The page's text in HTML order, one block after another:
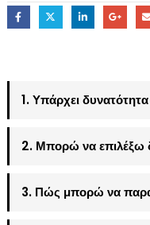
1. Υπάρχει
2. Μπορώ να επιλέξω
3. Πώς μπορώ να